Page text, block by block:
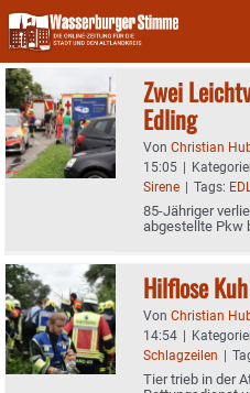
Skip
to
content
Zwei
Edling
Von Christian
15:05 |
Sirene | Tags:
85-Jähriger
abgestellte Pkw
Hilflose
Von Christian
14:54 |
Schlagzeilen |
Tier trieb in der